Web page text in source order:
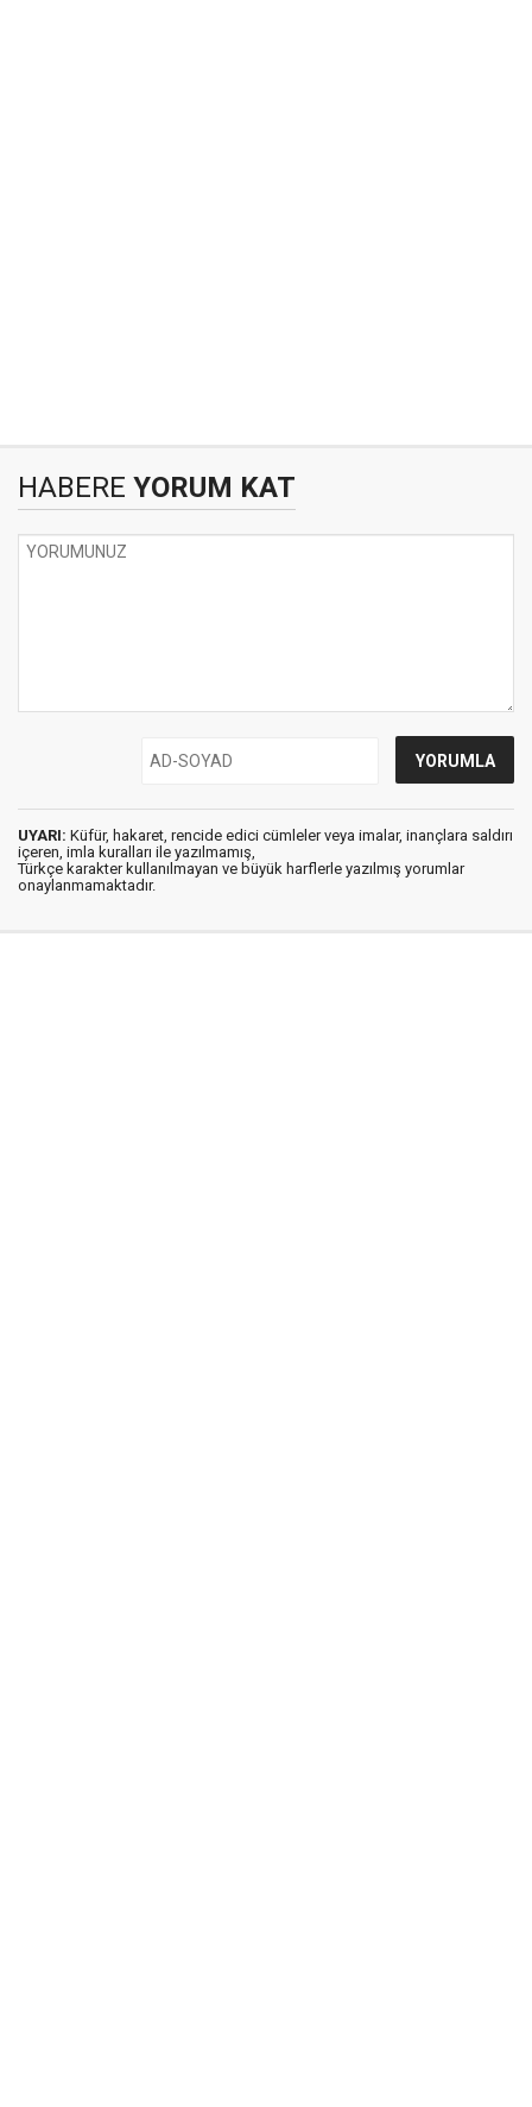
HABERE YORUM KAT
UYARI: Küfür, hakaret, rencide edici cümleler veya imalar, inançlara saldırı
içeren, imla kuralları ile yazılmamış,
Türkçe karakter kullanılmayan ve büyük harflerle yazılmış yorumlar
onaylanmamaktadır.